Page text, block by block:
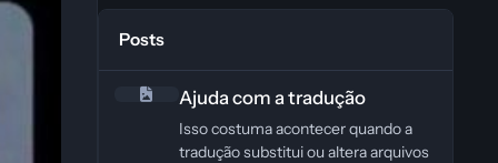
Posts
Ajuda com a tradução
Isso costuma acontecer quando a
tradução substitui ou altera arquivos